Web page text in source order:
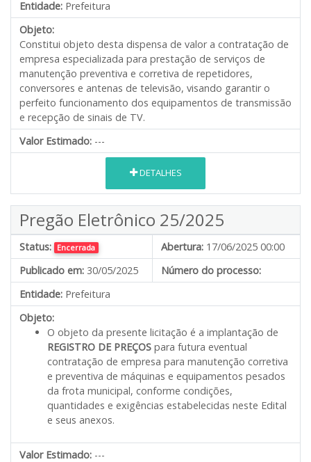
Entidade: Prefeitura
Objeto:
Constitui objeto desta dispensa de valor a contratação de
empresa especializada para prestação de serviços de
manutenção preventiva e corretiva de repetidores,
conversores e antenas de televisão, visando garantir o
perfeito funcionamento dos equipamentos de transmissão
e recepção de sinais de TV.
Valor Estimado: ---
DETALHES
Pregão Eletrônico 25/2025
Status: Encerrada Abertura: 17/06/2025 00:00
Publicado em: 30/05/2025
Número do processo:
Entidade: Prefeitura
Objeto:
O objeto da presente licitação é a implantação de
REGISTRO DE PREÇOS para futura eventual
contratação de empresa para manutenção corretiva
e preventiva de máquinas e equipamentos pesados
da frota municipal, conforme condições,
quantidades e exigências estabelecidas neste Edital
e seus anexos.
Valor Estimado: ---